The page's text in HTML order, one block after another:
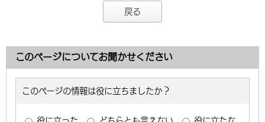
戻る
このページについてお聞かせください